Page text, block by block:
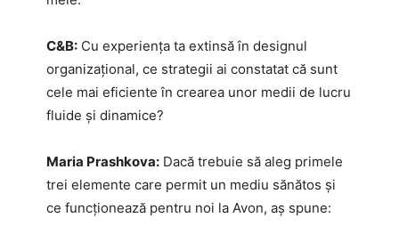
C&B: Cu experiența ta extinsă în designul
organizațional, ce strategii ai constatat că sunt
cele mai eficiente în crearea unor medii de lucru
fluide și dinamice?
Maria Prashkova: Dacă trebuie să aleg primele
trei elemente care permit un mediu sănătos și
ce funcționează pentru noi la Avon, aș spune: